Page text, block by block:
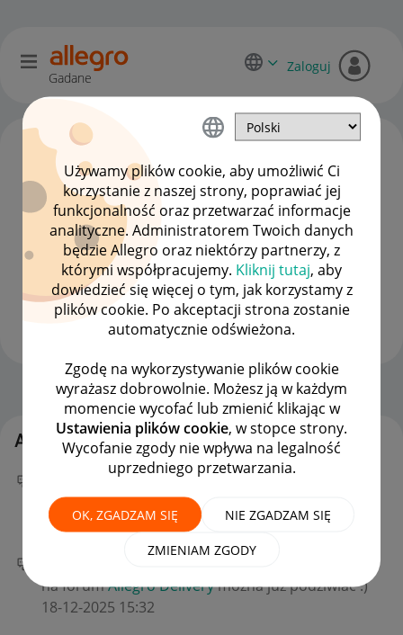
Używamy plików cookie, aby umożliwić Ci
korzystanie z naszej strony, poprawiać jej
funkcjonalność oraz przetwarzać informacje
analityczne. Administratorem Twoich danych
będzie Allegro oraz niektórzy partnerzy, z
którymi współpracujemy. Kliknij tutaj, aby
dowiedzieć się więcej o tym, jak korzystamy z
plików cookie. Po akceptacji strona zostanie
automatycznie odświeżona.
Zgodę na wykorzystywanie plików cookie
wyrażasz dobrowolnie. Możesz ją w każdym
momencie wycofać lub zmienić klikając w
Ustawienia plików cookie, w stopce strony.
Wycofanie zgody nie wpływa na legalność
uprzedniego przetwarzania.
OK, ZGADZAM SIĘ NIE ZGADZAM SIĘ
ZMIENIAM ZGODY
Gadane
Zaloguj
auto_kowalczyk
#7 Wielbiciel
Strona Główna OPCJE
Aktywność auto_kowalczyk
Twój nowy wpis
allegro one kurier nie odebral
przesylekna forumAllegro Delivery
podziwiać :)‎08-07-202609:49
na forumAllegro Deliverymożna już podziwiać :)
‎18-12-2025 15:32